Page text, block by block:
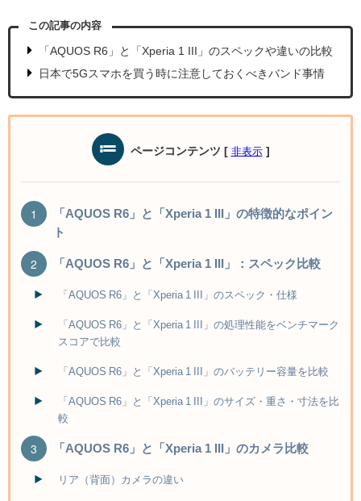
この記事の内容
「AQUOS R6」と「Xperia 1 III」のスペックや違いの比較
日本で5Gスマホを買う時に注意しておくべきバンド事情
ページコンテンツ [ 非表示 ]
「AQUOS R6」と「Xperia 1 III」の特徴的なポイン
ト
「AQUOS R6」と「Xperia 1 III」：スペック比較
「AQUOS R6」と「Xperia 1 III」のスペック・仕様
「AQUOS R6」と「Xperia 1 III」の処理性能をベンチマーク
スコアで比較
「AQUOS R6」と「Xperia 1 III」のバッテリー容量を比較
「AQUOS R6」と「Xperia 1 III」のサイズ・重さ・寸法を比
較
「AQUOS R6」と「Xperia 1 III」のカメラ比較
リア（背面）カメラの違い